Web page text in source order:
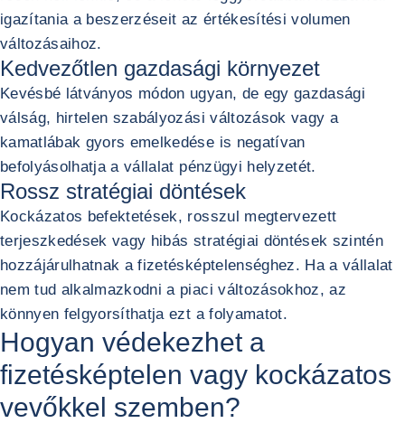
igazítania a beszerzéseit az értékesítési volumen
változásaihoz.
Kedvezőtlen gazdasági környezet
Kevésbé látványos módon ugyan, de egy gazdasági
válság, hirtelen szabályozási változások vagy a
kamatlábak gyors emelkedése is negatívan
befolyásolhatja a vállalat pénzügyi helyzetét.
Rossz stratégiai döntések
Kockázatos befektetések, rosszul megtervezett
terjeszkedések vagy hibás stratégiai döntések szintén
hozzájárulhatnak a fizetésképtelenséghez. Ha a vállalat
nem tud alkalmazkodni a piaci változásokhoz, az
könnyen felgyorsíthatja ezt a folyamatot.
Hogyan védekezhet a
fizetésképtelen vagy kockázatos
vevőkkel szemben?